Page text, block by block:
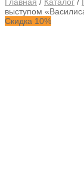
выступом
Скидка 10%